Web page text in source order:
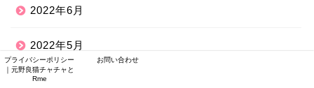
2022年6月
2022年5月
2022年4月
プライバシーポリシー
｜元野良猫チャチャと
Rme
お問い合わせ